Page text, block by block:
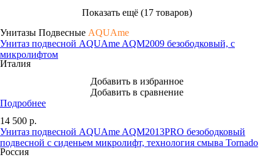
Показать ещё (17 товаров)
Унитазы Подвесные AQUAme
Унитаз подвесной AQUAme AQM2009 безободковый, с
микролифтом
Италия
Добавить в избранное
Добавить в сравнение
Подробнее
14 500 р.
Унитаз подвесной AQUAme AQM2013PRO безободковый
подвесной с сиденьем микролифт, технология смыва Tornado
Россия